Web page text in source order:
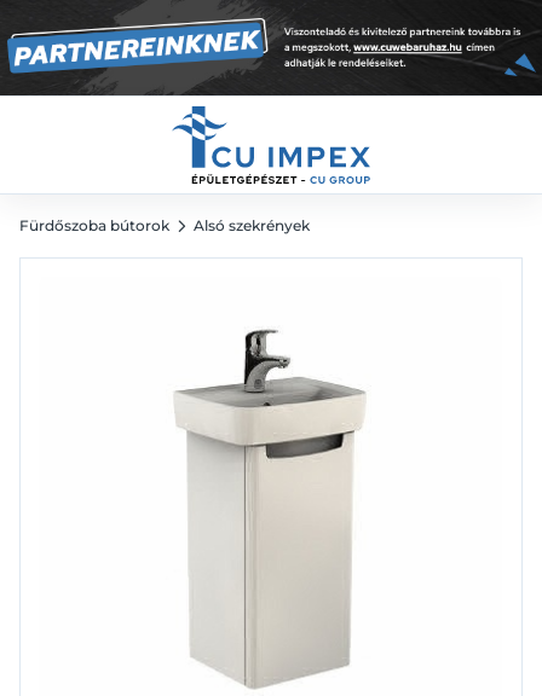
Fürdőszoba bútorok Alsó szekrények
40 166 Ft